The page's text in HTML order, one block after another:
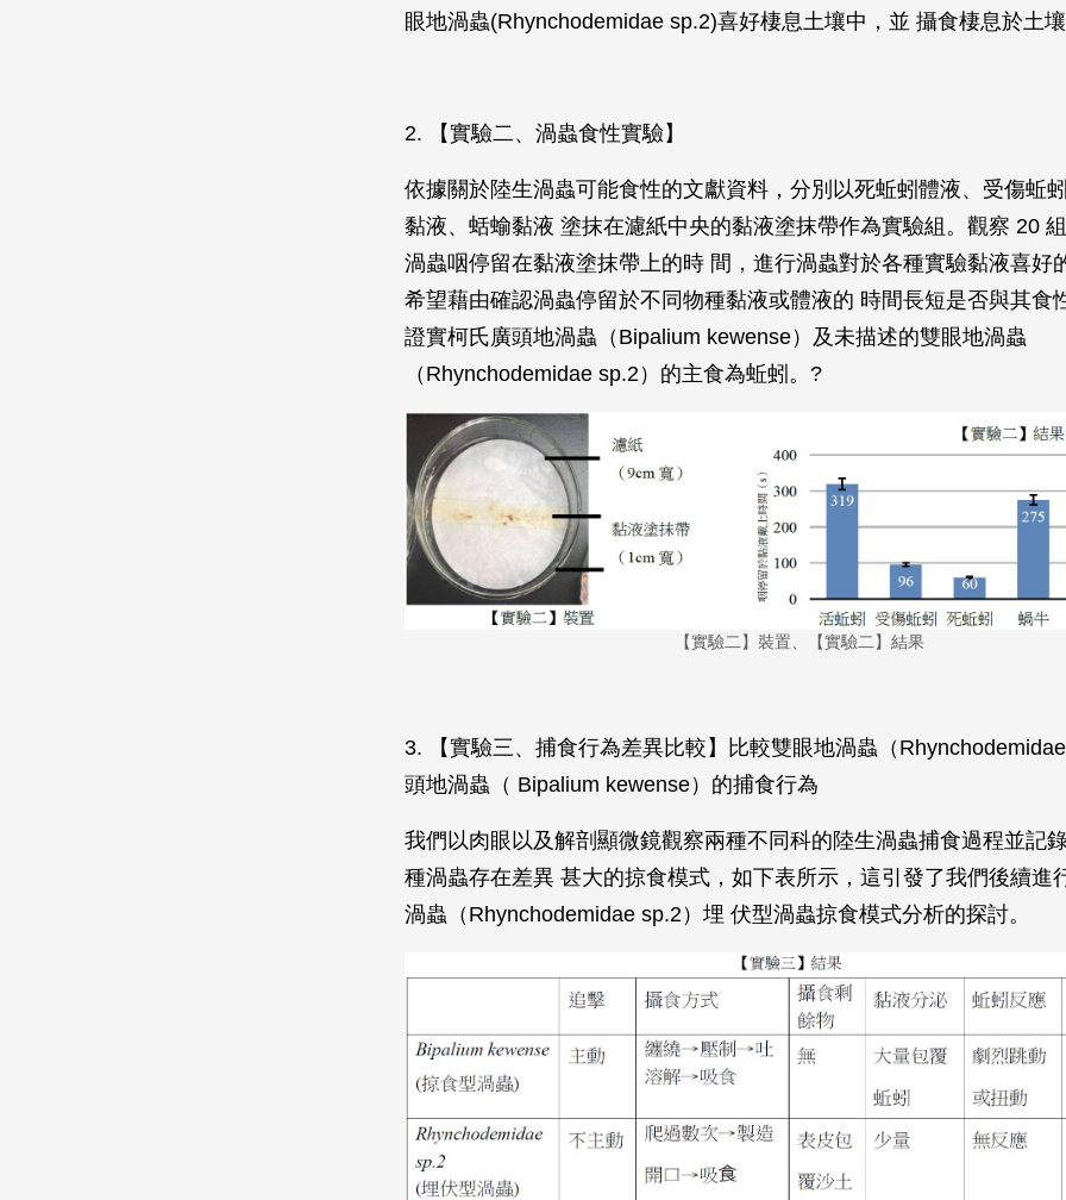
眼地渦蟲(Rhynchodemidae sp.2)喜好棲息土壤中，並 攝食棲息於土壤
2. 【實驗二、渦蟲食性實驗】
依據關於陸生渦蟲可能食性的文獻資料，分別以死蚯蚓體液、受傷蚯
黏液、蛞蝓黏液 塗抹在濾紙中央的黏液塗抹帶作為實驗組。觀察 20
渦蟲咽停留在黏液塗抹帶上的時 間，進行渦蟲對於各種實驗黏液喜好
希望藉由確認渦蟲停留於不同物種黏液或體液的 時間長短是否與其食
證實柯氏廣頭地渦蟲（Bipalium kewense）及未描述的雙眼地渦蟲
（Rhynchodemidae sp.2）的主食為蚯蚓。?
【實驗二】裝置、【實驗二】結果
3. 【實驗三、捕食行為差異比較】比較雙眼地渦蟲（
頭地渦蟲（ Bipalium kewense）的捕食行為
我們以肉眼以及解剖顯微鏡觀察兩種不同科的陸生渦蟲捕食過程並記
種渦蟲存在差異 甚大的掠食模式，如下表所示，這引發了我們後續進
渦蟲（Rhynchodemidae sp.2）埋 伏型渦蟲掠食模式分析的探討。